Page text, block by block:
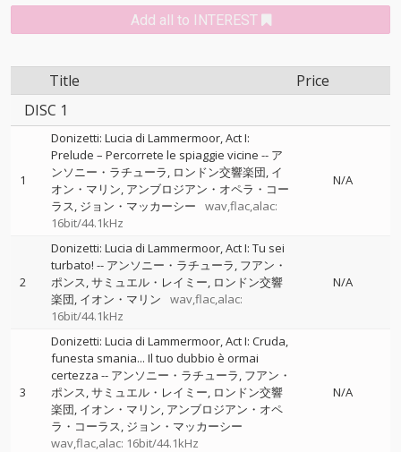
Add all to INTEREST
Title
Price
DISC 1
1
Donizetti: Lucia di Lammermoor, Act I:
Prelude – Percorrete le spiaggie vicine -- ア
ンソニー・ラチューラ ロンドン交響楽団 イ
オン・マリン アンブロジアン・オペラ・コー
ラス ジョン・マッカーシー
wav,flac,alac:
16bit/44.1kHz
N/A
2
Donizetti: Lucia di Lammermoor, Act I: Tu sei
turbato! -- アンソニー・ラチューラ フアン・
ポンス サミュエル・レイミー ロンドン交響
楽団 イオン・マリン
wav,flac,alac:
16bit/44.1kHz
N/A
3
Donizetti: Lucia di Lammermoor, Act I: Cruda,
funesta smania... Il tuo dubbio è ormai
certezza -- アンソニー・ラチューラ フアン・
ポンス サミュエル・レイミー ロンドン交響
楽団 イオン・マリン アンブロジアン・オペ
ラ・コーラス ジョン・マッカーシー
wav,flac,alac: 16bit/44.1kHz
N/A